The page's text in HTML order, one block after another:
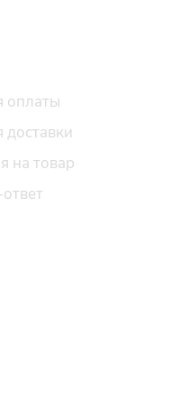
оплаты
доставки
на товар